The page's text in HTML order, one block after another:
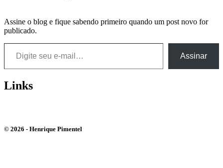
Assine o blog e fique sabendo primeiro quando um post novo for
publicado.
Digite seu e-mail…
Assinar
Links
© 2026 - Henrique Pimentel